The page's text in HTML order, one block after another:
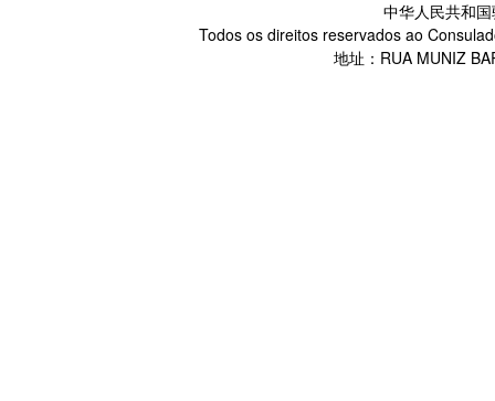
中华人民共和
Todos os direitos reservados ao
地址：RUA MUNIZ